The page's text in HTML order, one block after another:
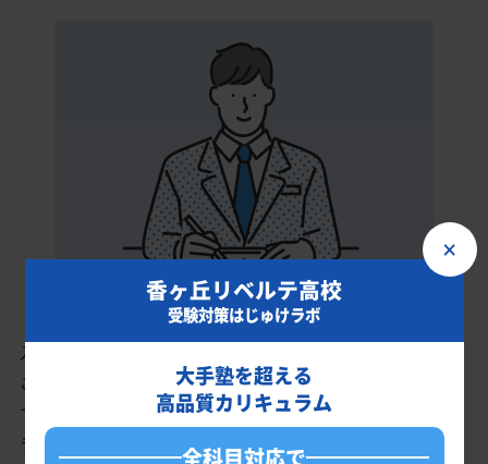
入会時に現状分析テストを受けていただきます。
このテスト結果のデータをもとに、香ヶ丘リベルテ高校を志望し
ているあなたに英語・数学・国語・理科・社会の最適なカリキュ
ラムを作成します。
×
香ヶ丘リベルテ高校
受験対策はじゅけラボ
大手塾を超える
高品質カリキュラム
全科目対応で